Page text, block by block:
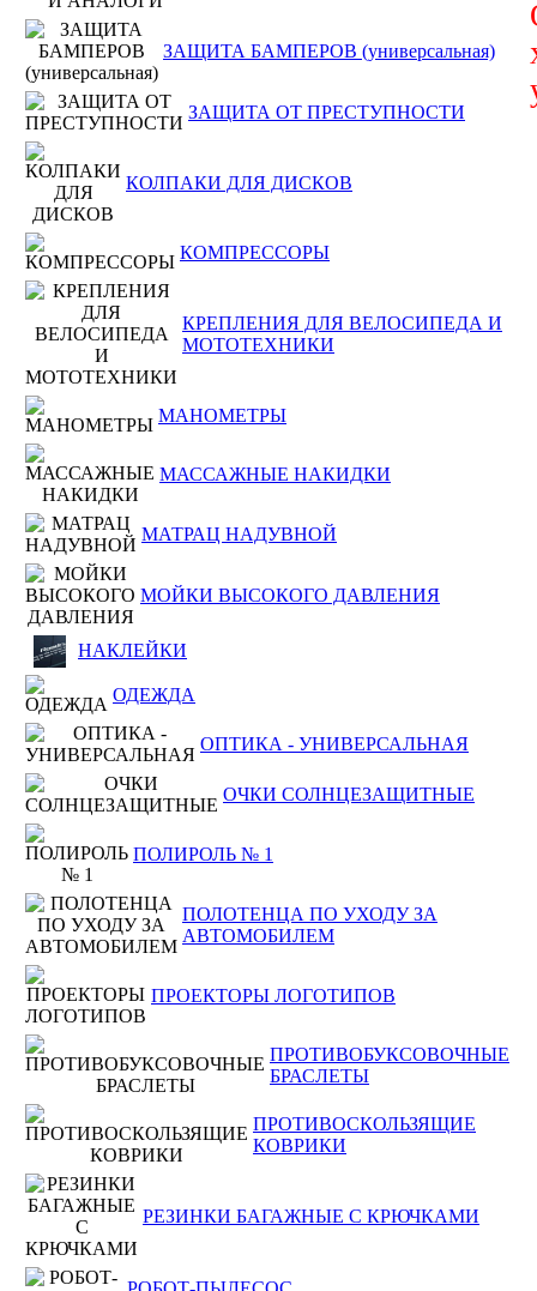
ЗАЩИТА БАМПЕРОВ (универсальная)
ЗАЩИТА ОТ ПРЕСТУПНОСТИ
КОЛПАКИ ДЛЯ ДИСКОВ
КОМПРЕССОРЫ
КРЕПЛЕНИЯ ДЛЯ ВЕЛОСИПЕДА И
МОТОТЕХНИКИ
МАНОМЕТРЫ
МАССАЖНЫЕ НАКИДКИ
МАТРАЦ НАДУВНОЙ
МОЙКИ ВЫСОКОГО ДАВЛЕНИЯ
НАКЛЕЙКИ
ОДЕЖДА
ОПТИКА - УНИВЕРСАЛЬНАЯ
ОЧКИ СОЛНЦЕЗАЩИТНЫЕ
ПОЛИРОЛЬ № 1
ПОЛОТЕНЦА ПО УХОДУ ЗА
АВТОМОБИЛЕМ
ПРОЕКТОРЫ ЛОГОТИПОВ
ПРОТИВОБУКСОВОЧНЫЕ
БРАСЛЕТЫ
ПРОТИВОСКОЛЬЗЯЩИЕ
КОВРИКИ
РЕЗИНКИ БАГАЖНЫЕ С КРЮЧКАМИ